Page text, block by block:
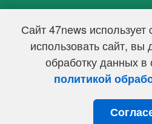
Сайт 47news
использовать сайт, вы
обработку данных в
политикой
47 новостей (47 news)2005 — 2026
Свидетельство о регистрации СМИ
Федеральной службой по надзору в
информационных технологий и